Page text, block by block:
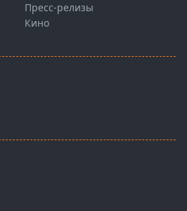
Пресс-релизы
Кино